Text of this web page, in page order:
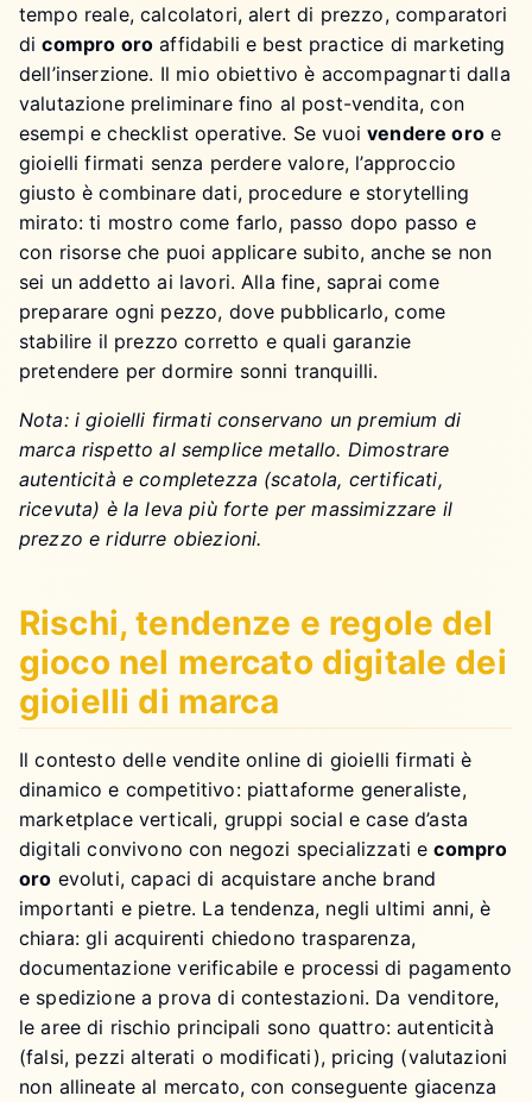
tempo reale, calcolatori, alert di prezzo, comparatori
dicompro oro affidabili e best practice di marketing
dell’inserzione. Il mio obiettivo è accompagnarti dalla
valutazione preliminare fino al post-vendita, con
esempi e checklist operative. Se vuoivendere oroe
gioielli firmati senza perdere valore, l’approccio
giusto è combinare dati, procedure e storytelling
mirato: ti mostro come farlo, passo dopo passo e
con risorse che puoi applicare subito, anche se non
sei un addetto ai lavori. Alla fine, saprai come
preparare ogni pezzo, dove pubblicarlo, come
stabilire il prezzo corretto e quali garanzie
pretendere per dormire sonni tranquilli.
Nota: i gioielli firmati conservano un premium di
marca rispetto al semplice metallo. Dimostrare
autenticità e completezza (scatola, certificati,
ricevuta) è la leva più forte per massimizzare il
prezzo e ridurre obiezioni.
Rischi, tendenze e regole del
gioco nel mercato digitale dei
gioielli di marca
Il contesto delle vendite online di gioielli firmati è
dinamico e competitivo: piattaforme generaliste,
marketplace verticali, gruppi social e case d’asta
digitali convivono con negozi specializzati ecompro
oro evoluti, capaci di acquistare anche brand
importanti e pietre. La tendenza, negli ultimi anni, è
chiara: gli acquirenti chiedono trasparenza,
documentazione verificabile e processi di pagamento
e spedizione a prova di contestazioni. Da venditore,
le aree di rischio principali sono quattro: autenticità
(falsi, pezzi alterati o modificati), pricing (valutazioni
non allineate al mercato, con conseguente giacenza